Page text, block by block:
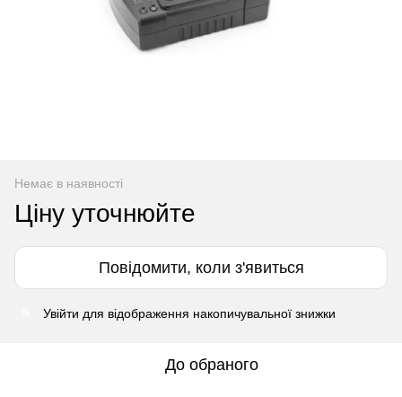
Немає в наявності
Ціну уточнюйте
Повідомити, коли з'явиться
Увійти для відображення накопичувальної знижки
До обраного